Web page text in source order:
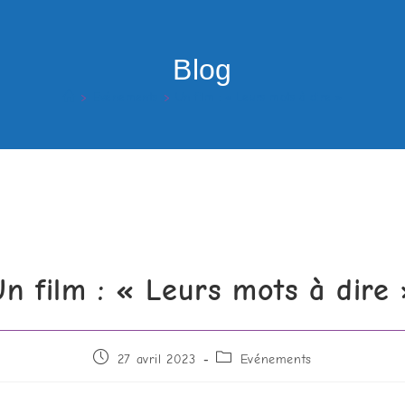
Blog
> >
film : « Leurs mots à dire
27 avril 2023 Evénements